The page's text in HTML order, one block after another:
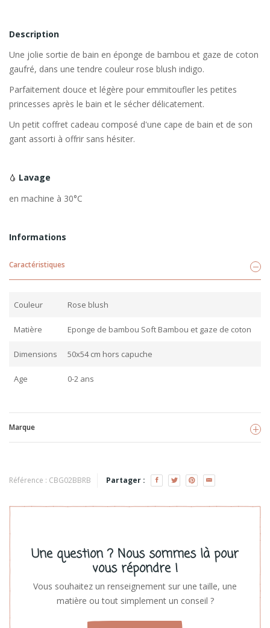
Description
Une jolie sortie de bain en éponge de bambou et gaze de coton
gaufré, dans une tendre couleur rose blush indigo.
Parfaitement douce et légère pour emmitoufler les petites
princesses après le bain et le sécher délicatement.
Un petit coffret cadeau composé d'une cape de bain et de son
gant assorti à offrir sans hésiter.
Lavage
en machine à 30°C
Informations
Caractéristiques
Couleur Rose blush
Matière Eponge de bambou Soft Bambou et gaze de coton
Dimensions 50x54 cm hors capuche
Age 0-2 ans
Marque
Voir les produits
Référence : CBG02BBRB Partager :
Une question ? Nous sommes là pour
vous répondre !
Vous souhaitez un renseignement sur une taille, une
matière ou tout simplement un conseil ?